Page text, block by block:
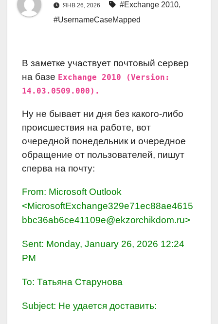
ЯНВ 26, 2026 #Exchange 2010,
#UsernameCaseMapped
В заметке участвует почтовый сервер
на базе Exchange 2010 (Version:
14.03.0509.000).
Ну не бывает ни дня без какого-либо
происшествия на работе, вот
очередной понедельник и очередное
обращение от пользователей, пишут
сперва на почту:
From: Microsoft Outlook
<MicrosoftExchange329e71ec88ae4615
bbc36ab6ce41109e@ekzorchikdom.ru>
Sent: Monday, January 26, 2026 12:24
PM
To: Татьяна Старунова
Subject: Не удается доставить: